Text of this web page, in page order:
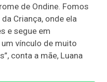
de Ondine. Fomos
Criança, onde ela
e segue em
vínculo de muito
conta a mãe, Luana